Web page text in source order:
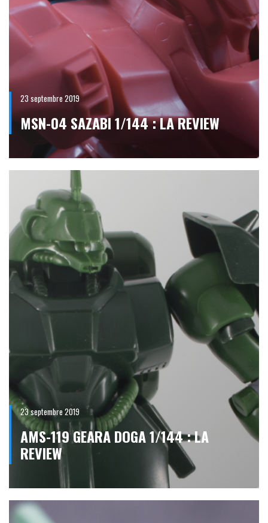
23 septembre 2019
MSN-04 SAZABI 1/144 : LA REVIEW
23 septembre 2019
AMS-119 GEARA DOGA 1/144 : LA
REVIEW